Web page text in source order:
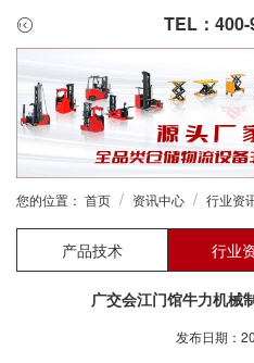
TEL：
您的位置： 首页 / 资讯中心 / 行业资
产品技术 行业
广交会江门馆牛力机械
发布日期：